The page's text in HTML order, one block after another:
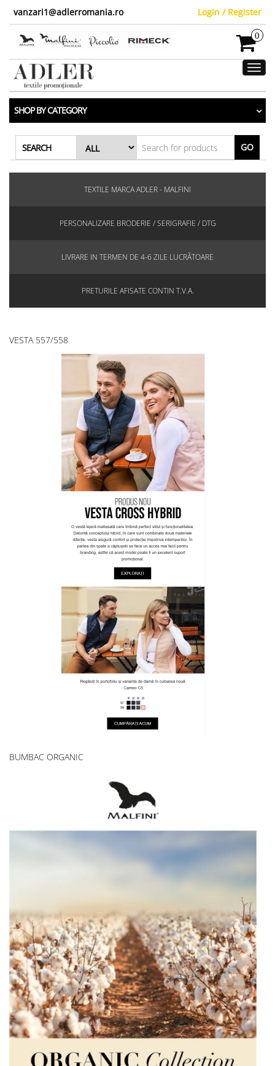
vanzari1@adlerromania.ro Login / Register
0
SHOP BY CATEGORY
SEARCH GO
TEXTILE MARCA ADLER - MALFINI
PERSONALIZARE BRODERIE / SERIGRAFIE / DTG
LIVRARE IN TERMEN DE 4-6 ZILE LUCRĂTOARE
PRETURILE AFISATE CONTIN T.V.A.
VESTA 557/558
BUMBAC ORGANIC